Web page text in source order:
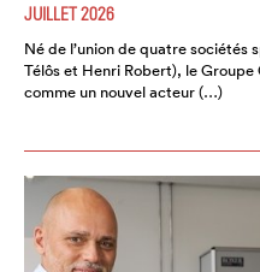
JUILLET 2026
Né de l’union de quatre sociétés
Télôs et Henri Robert), le Groupe
comme un nouvel acteur (…)